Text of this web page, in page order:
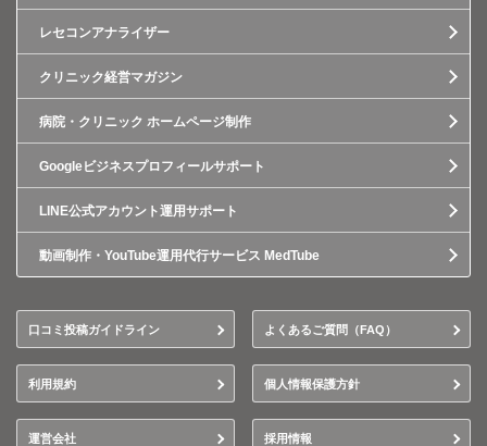
レセコンアナライザー
クリニック経営マガジン
病院・クリニック ホームページ制作
Googleビジネスプロフィールサポート
LINE公式アカウント運用サポート
動画制作・YouTube運用代行サービス MedTube
口コミ投稿ガイドライン よくあるご質問（FAQ）
利用規約 個人情報保護方針
運営会社 採用情報